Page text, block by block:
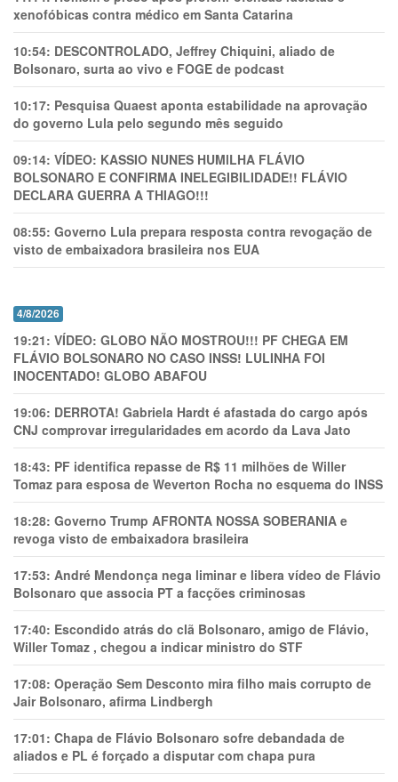
xenofóbicas contra médico em Santa Catarina
10:54: DESCONTROLADO, Jeffrey Chiquini, aliado de
Bolsonaro, surta ao vivo e FOGE de podcast
10:17: Pesquisa Quaest aponta estabilidade na aprovação
do governo Lula pelo segundo mês seguido
09:14: VÍDEO: KASSIO NUNES HUMlLHA FLÁVIO
BOLSONARO E CONFIRMA INELEGIBILIDADE!! FLÁVIO
DECLARA GUERRA A THIAGO!!!
08:55: Governo Lula prepara resposta contra revogação de
visto de embaixadora brasileira nos EUA
4/8/2026
19:21: VÍDEO: GLOBO NÃO MOSTROU!!! PF CHEGA EM
FLÁVIO BOLSONARO NO CASO INSS! LULINHA FOI
INOCENTADO! GLOBO ABAFOU
19:06: DERROTA! Gabriela Hardt é afastada do cargo após
CNJ comprovar irregularidades em acordo da Lava Jato
18:43: PF identifica repasse de R$ 11 milhões de Willer
Tomaz para esposa de Weverton Rocha no esquema do INSS
18:28: Governo Trump AFRONTA NOSSA SOBERANIA e
revoga visto de embaixadora brasileira
17:53: André Mendonça nega liminar e libera vídeo de Flávio
Bolsonaro que associa PT a facções criminosas
17:40: Escondido atrás do clã Bolsonaro, amigo de Flávio,
Willer Tomaz , chegou a indicar ministro do STF
17:08: Operação Sem Desconto mira filho mais corrupto de
Jair Bolsonaro, afirma Lindbergh
17:01: Chapa de Flávio Bolsonaro sofre debandada de
aliados e PL é forçado a disputar com chapa pura